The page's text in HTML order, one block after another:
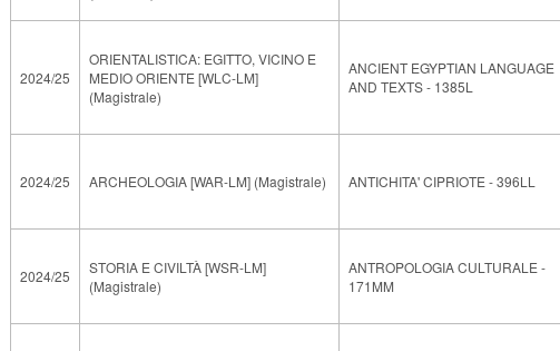
2024/25
ORIENTALISTICA: EGITTO, VICINO E
MEDIO ORIENTE [WLC-LM]
(Magistrale)
ANCIENT EGYPTIAN LANGUAGE
AND TEXTS - 1385L
2024/25 ARCHEOLOGIA [WAR-LM] (Magistrale) ANTICHITA' CIPRIOTE - 396LL
2024/25
STORIA E CIVILTÀ [WSR-LM]
(Magistrale)
ANTROPOLOGIA CULTURALE -
171MM